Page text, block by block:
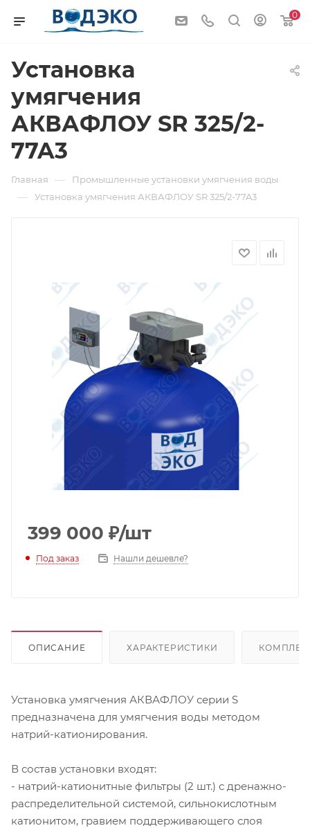
0
Установка
умягчения
АКВАФЛОУ SR 325/2-
77A3
Главная — Промышленные установки умягчения воды
— Установка умягчения АКВАФЛОУ SR 325/2-77A3
399 000 ₽/шт
Под заказ Нашли дешевле?
ОПИСАНИЕ ХАРАКТЕРИСТИКИ
Установка умягчения АКВАФЛОУ серии S
предназначена для умягчения воды методом
натрий-катионирования.
В состав установки входят:
- натрий-катионитные фильтры (2 шт.) с дренажно-
распределительной системой, сильнокислотным
катионитом, гравием поддерживающего слоя